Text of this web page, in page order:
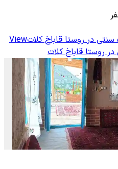
سنتی در روستا قاباخ کلاتView
در روستا قاباخ کلات